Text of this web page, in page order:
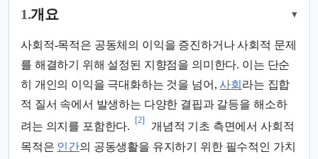
1.개요 ▾
사회적-목적은 공동체의 이익을 증진하거나 사회적 문제
를 해결하기 위해 설정된 지향점을 의미한다. 이는 단순
히 개인의 이익을 극대화하는 것을 넘어,사회 라는 집합
적 질서 속에서 발생하는 다양한 결핍과 갈등을 해소하
려는 의지를 포함한다.
[2]
개념적 기초 측면에서 사회적
목적은 인간의 공동생활을 유지하기 위한 필수적인 가치